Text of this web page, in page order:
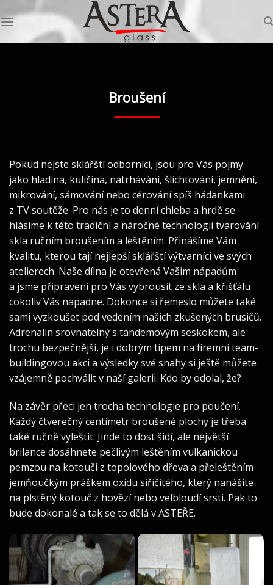
to
content
Broušení
Pokud nejste sklářští odborníci, jsou pro Vás pojmy
jako hladina, kuličina, natrhávání, šlichtování, jemnění,
mikrování, sámování nebo cérování spíš hádankami
z TV soutěže. Pro nás je to denní chleba a hrdě se
hlásíme k této tradiční a náročné technologii tvarování
skla ručním broušením a leštěním. Přinášíme Vám
kvalitu, kterou tají nejlepší sklářští výtvarníci ve svých
atelierech. Naše dílna je otevřená Vašim nápadům
a jsme připraveni pro Vás vybrousit ze skla a křišťálu
cokoliv Vás napadne. Dokonce si řemeslo můžete také
sami vyzkoušet pod vedením našich zkušených brusičů.
Adrenalin srovnatelný s tandemovým seskokem, ale
trochu bezpečnější, je i dobrým tipem na firemní team-
buildingovou akci a výsledky své snahy si ještě můžete
vzájemně pochválit v naší galerii. Kdo by odolal, že?
Na závěr přeci jen trocha technologie pro poučení.
Každý čtverečný centimetr broušené plochy je třeba
také ručně vyleštit. Jinde to dost šidí, ale největší
brilance dosáhnete pečlivým leštěním vulkanickou
pemzou na kotouči z topolového dřeva a přeleštěním
jemňoučkým práškem oxidu siřičitého, který nanášíte
na plstěný kotouč z hovězí nebo velbloudí srsti. Pak to
bude dokonalé a tak se to dělá v ASTEŘE.